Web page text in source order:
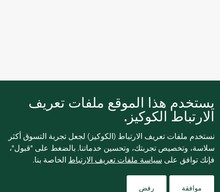
يستخدم هذا الموقع ملفات تعريف
الارتباط الكوكيز.
نستخدم ملفات تعريف الارتباط (الكوكيز) لجعل تجربة التسوق أكثر
سلاسة، وتخصيص تجربتك، وتحسين خدماتنا. بالضغط على "قبول"،
فإنك توافق على سياسة ملفات تعريف الارتباط الخاصة بنا.
موافقة رفض